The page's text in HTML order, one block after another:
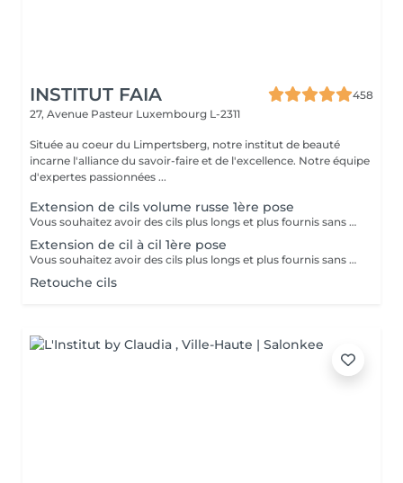
INSTITUT FAIA
458
27, Avenue Pasteur Luxembourg L-2311
Située au coeur du Limpertsberg, notre institut de beauté
incarne l'alliance du savoir-faire et de l'excellence. Notre équipe
d'expertes passionnées ...
Extension de cils volume russe 1ère pose
Vous souhaitez avoir des cils plus longs et plus fournis sans avoir à vous maquiller tous les jours? Alors les extensions sont la réponse à vos envies! Le volume russe c'est la pose de petits bouquets de cils très légers et fait manuellement pour gagner en volume et en densité. Nous adaptons la pose en fonction de vos yeux et de vos souhaits. Résultat naturel ou plus sophistiqué? Tout est possible, et nos lashartist sauront vous conseiller sur ce qui est le plus adapté pour vous!
Extension de cil à cil 1ère pose
Vous souhaitez avoir des cils plus longs et plus fournis sans avoir à vous maquiller tous les jours? Alors les extensions sont la réponse à vos envies! La technique Cil à Cil c'est la pose d'une extension très légère sur un cil naturel pour gagner en longueur et en courbure. Nous adaptons la pose en fonction de vos yeux et de vos souhaits. Cette technique offre un résultat très naturel et nos lashartist sauront vous conseiller sur ce qui est le plus adapté pour vous !
Retouche cils